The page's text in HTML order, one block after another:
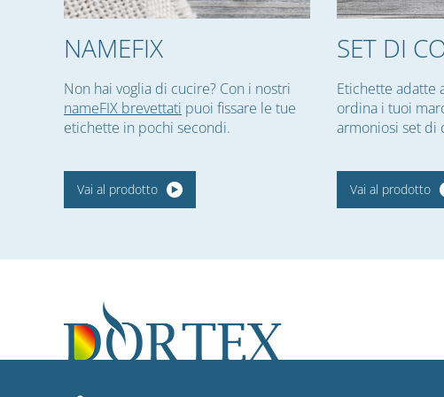
NAMEFIX
Non hai voglia di cucire? Con i nostri
nameFIX brevettati puoi fissare le tue
etichette in pochi secondi.
Vai al prodotto
SET DI
Etichette adatte
ordina i tuoi
armoniosi set di
Vai al prodotto